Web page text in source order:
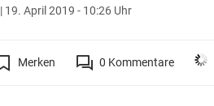
| 19. April 2019 - 10:26 Uhr
Merken 0 Kommentare